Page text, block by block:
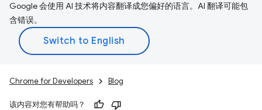
Google 会使用 AI 技术将内容翻译成您偏好的语言。AI 翻译可能包
含错误。
Chrome for Developers Blog
该内容对您有帮助吗？